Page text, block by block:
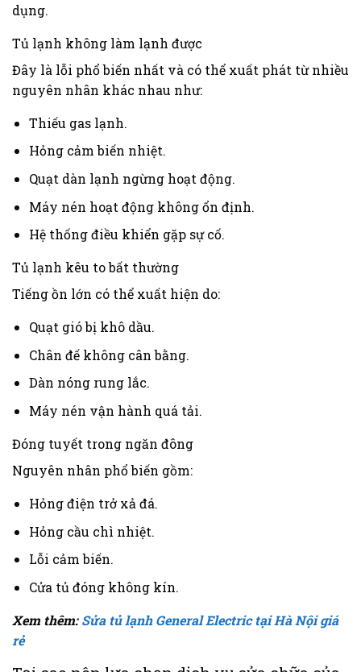
dụng.
Tủ lạnh không làm lạnh được
Đây là lỗi phổ biến nhất và có thể xuất phát từ nhiều
nguyên nhân khác nhau như:
Thiếu gas lạnh.
Hỏng cảm biến nhiệt.
Quạt dàn lạnh ngừng hoạt động.
Máy nén hoạt động không ổn định.
Hệ thống điều khiển gặp sự cố.
Tủ lạnh kêu to bất thường
Tiếng ồn lớn có thể xuất hiện do:
Quạt gió bị khô dầu.
Chân đế không cân bằng.
Dàn nóng rung lắc.
Máy nén vận hành quá tải.
Đóng tuyết trong ngăn đông
Nguyên nhân phổ biến gồm:
Hỏng điện trở xả đá.
Hỏng cầu chì nhiệt.
Lỗi cảm biến.
Cửa tủ đóng không kín.
Xem thêm:Sửa tủ lạnh General Electric tại Hà Nội giá
rẻ